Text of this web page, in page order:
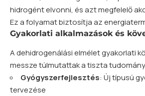
hidrogént elvonni, és azt megfelelő
Ez a folyamat biztosítja az
Gyakorlati alkalmazások és
A dehidrogenálási elmélet gyakorlati
messze túlmutattak a tiszta
Gyógyszerfejlesztés: Új típusú
tervezése